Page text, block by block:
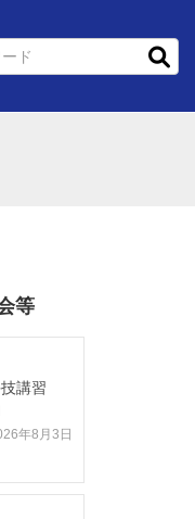
等
講習
年8月3日